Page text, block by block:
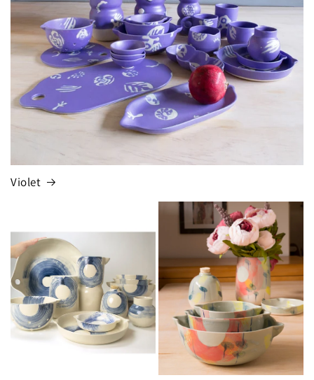
Violet